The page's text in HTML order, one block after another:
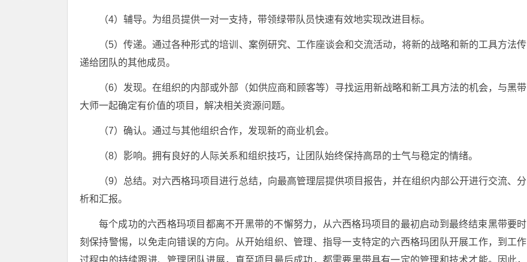
（4）辅导。为组员提供一对一支持，带领绿带队员快速有效地实现改进目标。
（5）传递。通过各种形式的培训、案例研究、工作座谈会和交流活动，将新的战略和新的工具方法传
递给团队的其他成员。
（6）发现。在组织的内部或外部（如供应商和顾客等）寻找运用新战略和新工具方法的机会，与黑带
大师一起确定有价值的项目，解决相关资源问题。
（7）确认。通过与其他组织合作，发现新的商业机会。
（8）影响。拥有良好的人际关系和组织技巧，让团队始终保持高昂的士气与稳定的情绪。
（9）总结。对六西格玛项目进行总结，向最高管理层提供项目报告，并在组织内部公开进行交流、分
析和汇报。
每个成功的六西格玛项目都离不开黑带的不懈努力，从六西格玛项目的最初启动到最终结束黑带要时
刻保持警惕，以免走向错误的方向。从开始组织、管理、指导一支特定的六西格玛团队开展工作，到工作
过程中的持续跟进、管理团队进展，直至项目最后成功，都需要黑带具有一定的管理和技术才能。因此，